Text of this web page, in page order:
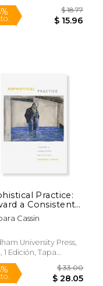
15%
dcto.
Practice:
a Consistent
(en Inglés)
Cassin
University Press,
1 Edición, Tapa
Nuevo